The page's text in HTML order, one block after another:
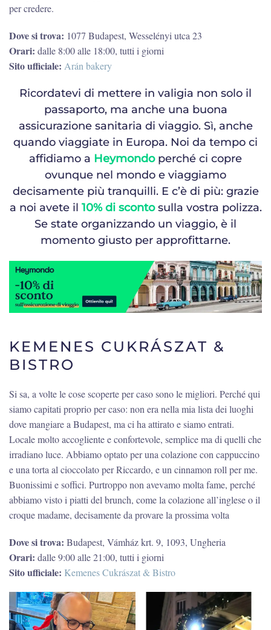
per credere.
Dove si trova: 1077 Budapest, Wesselényi utca 23
Orari: dalle 8:00 alle 18:00, tutti i giorni
Sito ufficiale: Arán bakery
Ricordatevi di mettere in valigia non solo il
passaporto, ma anche una buona
assicurazione sanitaria di viaggio. Sì, anche
quando viaggiate in Europa. Noi da tempo ci
affidiamo a Heymondoperché ci copre
ovunque nel mondo e viaggiamo
decisamente più tranquilli. E c’è di più: grazie
a noi avete il 10% di scontosulla vostra polizza.
Se state organizzando un viaggio, è il
momento giusto per approfittarne.
KEMENES CUKRÁSZAT &
BISTRO
Si sa, a volte le cose scoperte per caso sono le migliori. Perché qui
siamo capitati proprio per caso: non era nella mia lista dei luoghi
dove mangiare a Budapest, ma ci ha attirato e siamo entrati.
Locale molto accogliente e confortevole, semplice ma di quelli che
irradiano luce. Abbiamo optato per una colazione con cappuccino
e una torta al cioccolato per Riccardo, e un cinnamon roll per me.
Buonissimi e soffici. Purtroppo non avevamo molta fame, perché
abbiamo visto i piatti del brunch, come la colazione all’inglese o il
croque madame, decisamente da provare la prossima volta
Dove si trova: Budapest, Vámház krt. 9, 1093, Ungheria
Orari: dalle 9:00 alle 21:00, tutti i giorni
Sito ufficiale: Kemenes Cukrászat & Bistro